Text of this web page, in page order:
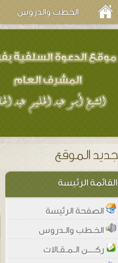
الخطب والدروس
القائمة الرئيسة
الصفحة الرئيسة
الخـطب والـدروس
ركــــن الـمـقـالات